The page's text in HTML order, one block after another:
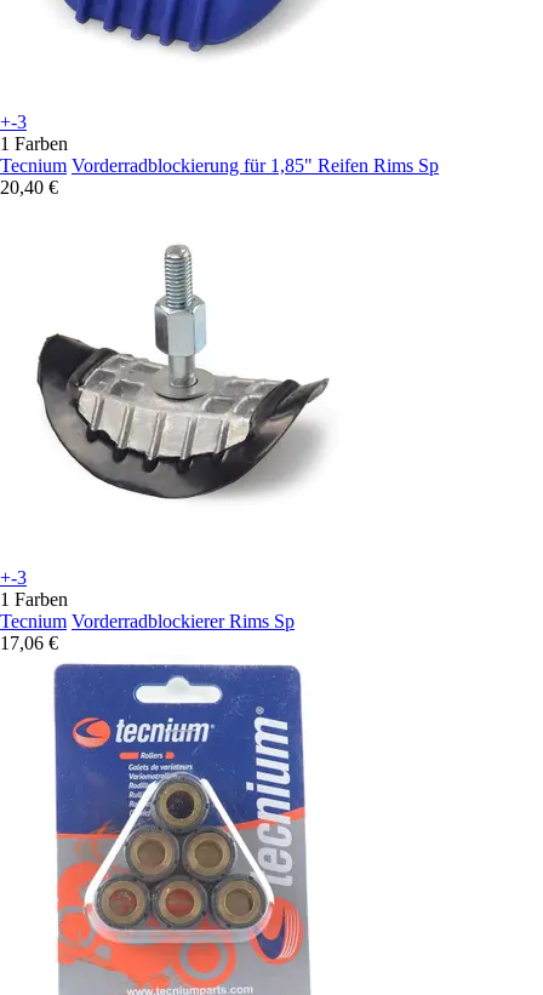
+-3
1 Farben
Tecnium Vorderradblockierung für 1,85" Reifen Rims Sp
20,40 €
+-3
1 Farben
Tecnium Vorderradblockierer Rims Sp
17,06 €